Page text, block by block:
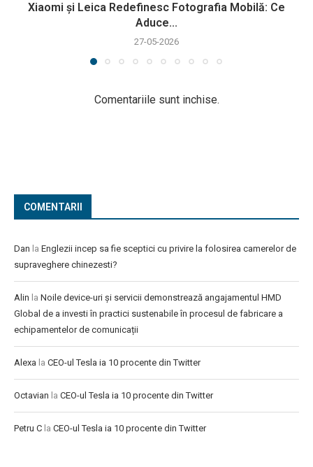
Xiaomi și Leica Redefinesc Fotografia Mobilă: Ce
Aduce...
27-05-2026
Comentariile sunt inchise.
COMENTARII
Dan la Englezii incep sa fie sceptici cu privire la folosirea camerelor de
supraveghere chinezesti?
Alin la Noile device-uri și servicii demonstrează angajamentul HMD
Global de a investi în practici sustenabile în procesul de fabricare a
echipamentelor de comunicații
Alexa la CEO-ul Tesla ia 10 procente din Twitter
Octavian la CEO-ul Tesla ia 10 procente din Twitter
Petru C la CEO-ul Tesla ia 10 procente din Twitter